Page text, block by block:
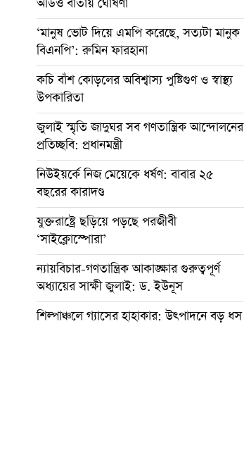
‘মানুষ ভোট দিয়ে এমপি করেছে, সত্যটা মানুক
বিএনপি’: রুমিন ফারহানা
কচি বাঁশ কোড়লের অবিশ্বাস্য পুষ্টিগুণ ও স্বাস্থ্য
উপকারিতা
জুলাই স্মৃতি জাদুঘর সব গণতান্ত্রিক আন্দোলনের
প্রতিচ্ছবি: প্রধানমন্ত্রী
নিউইয়র্কে নিজ মেয়েকে ধর্ষণ: বাবার ২৫
বছরের কারাদণ্ড
যুক্তরাষ্ট্রে ছড়িয়ে পড়ছে পরজীবী
‘সাইক্লোস্পোরা’
ন্যায়বিচার-গণতান্ত্রিক আকাঙ্ক্ষার গুরুত্বপূর্ণ
অধ্যায়ের সাক্ষী জুলাই: ড. ইউনূস
শিল্পাঞ্চলে গ্যাসের হাহাকার: উৎপাদনে বড় ধস